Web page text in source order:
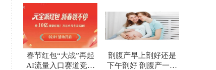
春节红包“大战”再起
AI流量入口赛道竞争
剖腹产早上剖好还是
下午剖好 剖腹产一天